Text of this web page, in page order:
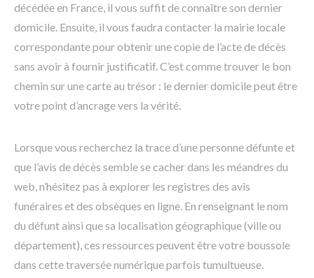
décédée en France, il vous suffit de connaître son dernier
domicile. Ensuite, il vous faudra contacter la mairie locale
correspondante pour obtenir une copie de l’acte de décès
sans avoir à fournir justificatif. C’est comme trouver le bon
chemin sur une carte au trésor : le dernier domicile peut être
votre point d’ancrage vers la vérité.
Lorsque vous recherchez la trace d’une personne défunte et
que l’avis de décès semble se cacher dans les méandres du
web, n’hésitez pas à explorer les registres des avis
funéraires et des obsèques en ligne. En renseignant le nom
du défunt ainsi que sa localisation géographique (ville ou
département), ces ressources peuvent être votre boussole
dans cette traversée numérique parfois tumultueuse.